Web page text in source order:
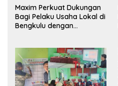
Maxim Perkuat Dukungan
Bagi Pelaku Usaha Lokal di
Bengkulu dengan
Pasar